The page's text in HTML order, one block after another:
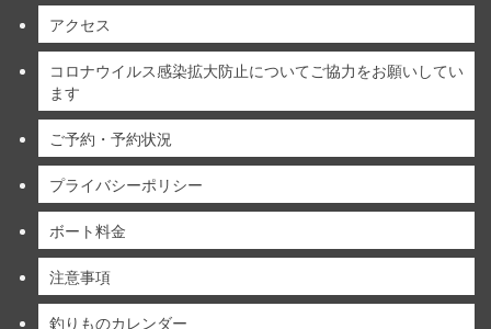
アクセス
コロナウイルス感染拡大防止についてご協力をお願いしてい
ます
ご予約・予約状況
プライバシーポリシー
ボート料金
注意事項
釣りものカレンダー